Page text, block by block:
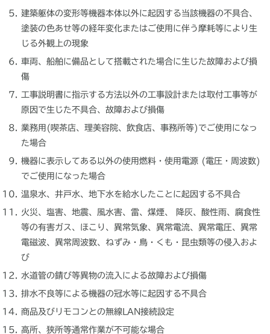
建築躯体の変形等機器本体以外に起因する当該機器の不具合、
塗装の色あせ等の経年変化またはご使用に伴う摩耗等により生
じる外観上の現象
車両、船舶に備品として搭載された場合に生じた故障および損
傷
工事説明書に指示する方法以外の工事設計または取付工事等が
原因で生じた不具合、故障および損傷
業務用(喫茶店、理美容院、飲食店、事務所等)でご使用になっ
た場合
機器に表示してある以外の使用燃料・使用電源 (電圧・周波数)
でご使用になった場合
温泉水、井戸水、地下水を給水したことに起因する不具合
火災、塩害、地震、風水害、雷、煤煙、 降灰、酸性雨、腐食性
等の有害ガス、ほこり、異常気象、異常電流、異常電圧、異常
電磁波、異常周波数、ねずみ・鳥・くも・昆虫類等の侵入およ
び
水道管の錆び等異物の流入による故障および損傷
排水不良等による機器の冠水等に起因する不具合
商品及びリモコンとの無線LAN接続設定
高所、狭所等通常作業が不可能な場合